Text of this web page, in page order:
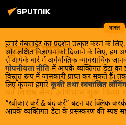
भारत
हमारे वेबसाईट का प्रदर्शन उत्कृष्ट करने के
और लक्षित विज्ञापन को दिखाने के लिए, हम
से आपके बारे में अवैयक्तिक व्यावसायिक
गोपनीयता नीति में आपके व्यक्तिगत डेटा का
विस्तृत रूप में जानकारी प्राप्त कर सकते हैं।
लिए कृपया हमारे कूकी तथा स्वचालित
“स्वीकार करें & बंद करें” बटन पर क्लिक
आपके व्यक्तिगत डेटा के प्रसंस्करण की स्पष्ट
यूक्रेन संकट
मास्को ने डोनबास के लोगों को,
आबादी को, कीव के नित्य हमलों से
को विशेष सैन्य अभियान शुरू किया